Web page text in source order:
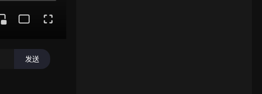
发送